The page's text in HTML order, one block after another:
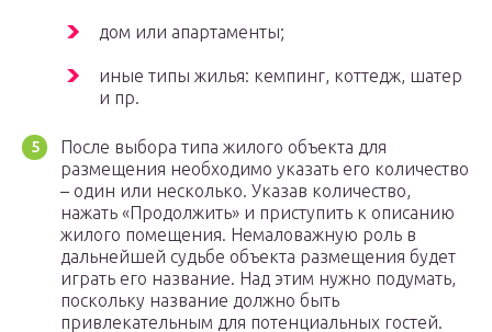
дом или апартаменты;
иные типы жилья: кемпинг, коттедж, шатер
и пр.
После выбора типа жилого объекта для
размещения необходимо указать его количество
– один или несколько. Указав количество,
нажать «Продолжить» и приступить к описанию
жилого помещения. Немаловажную роль в
дальнейшей судьбе объекта размещения будет
играть его название. Над этим нужно подумать,
поскольку название должно быть
привлекательным для потенциальных гостей.